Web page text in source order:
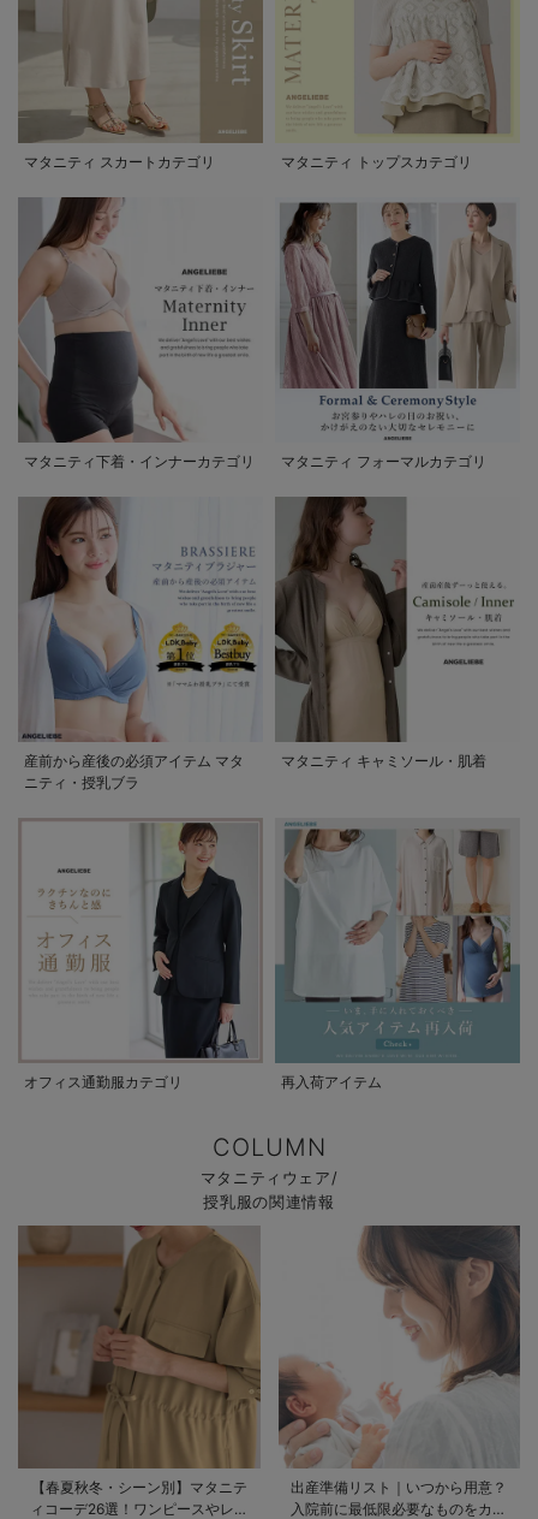
マタニティ スカートカテゴリ マタニティ トップスカテゴリ
マタニティ下着・インナーカテゴリ マタニティ フォーマルカテゴリ
産前から産後の必須アイテム マタ
ニティ・授乳ブラ
マタニティ キャミソール・肌着
オフィス通勤服カテゴリ 再入荷アイテム
COLUMN
マタニティウェア/
授乳服の関連情報
【春夏秋冬・シーン別】マタニテ
ィコーデ26選！ワンピースやレギ
出産準備リスト｜いつから用意？
入院前に最低限必要なものをカテ